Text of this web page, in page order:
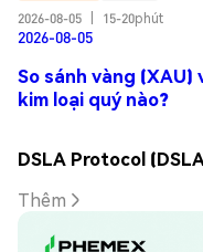
2026-08-05
15-20phút
2026-08-05
So sánh vàng (XAU)
kim loại quý nào?
DSLA Protocol
Thêm